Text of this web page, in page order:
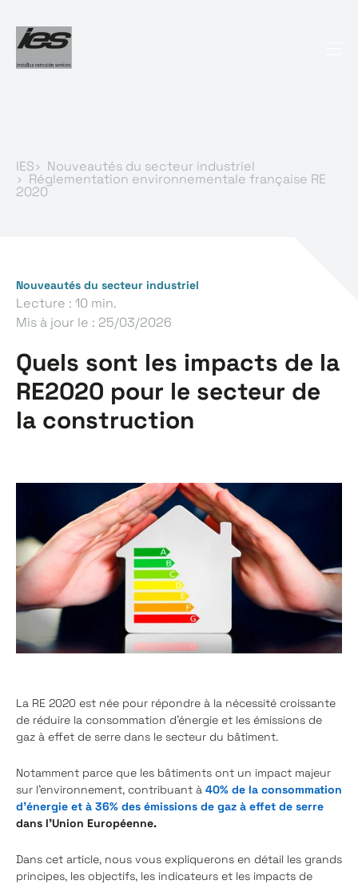
IES Nouveautés du secteur industriel
Réglementation environnementale française RE
2020
Nouveautés du secteur industriel
Lecture : 10 min.
Mis à jour le : 25/03/2026
Quels sont les impacts de la
RE2020 pour le secteur de
la construction
La RE 2020 est née pour répondre à la nécessité croissante
de réduire la consommation d'énergie et les émissions de
gaz à effet de serre dans le secteur du bâtiment.
Notamment parce que les bâtiments ont un impact majeur
sur l'environnement, contribuant à 40% de la consommation
d’énergie et à 36% des émissions de gaz à effet de serre
dans l’Union Européenne.
Dans cet article, nous vous expliquerons en détail les grands
principes, les objectifs, les indicateurs et les impacts de